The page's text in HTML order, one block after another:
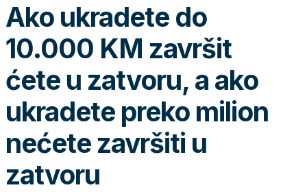
Ako ukradete do
10.000 KM završit
ćete u zatvoru, a ako
ukradete preko milion
nećete završiti u
zatvoru